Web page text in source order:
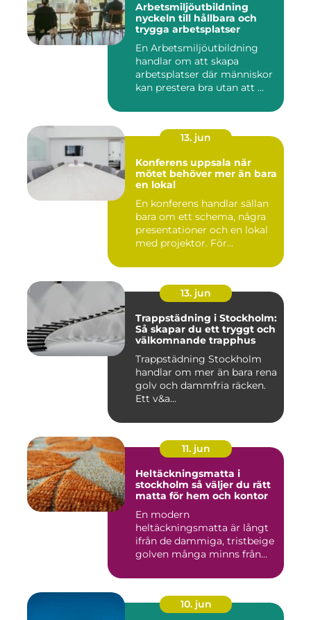
Arbetsmiljöutbildning
nyckeln till hållbara och
trygga arbetsplatser
En Arbetsmiljöutbildning
handlar om att skapa
arbetsplatser där människor
kan prestera bra utan att ...
13. jun
Konferens uppsala när
mötet behöver mer än bara
en lokal
En konferens handlar sällan
bara om ett schema, några
presentationer och en lokal
med projektor. För...
13. jun
Trappstädning i Stockholm:
Så skapar du ett tryggt och
välkomnande trapphus
Trappstädning Stockholm
handlar om mer än bara rena
golv och dammfria räcken.
Ett v&a...
11. jun
Heltäckningsmatta i
stockholm så väljer du rätt
matta för hem och kontor
En modern
heltäckningsmatta är långt
ifrån de dammiga, tristbeige
golven många minns från
10. jun